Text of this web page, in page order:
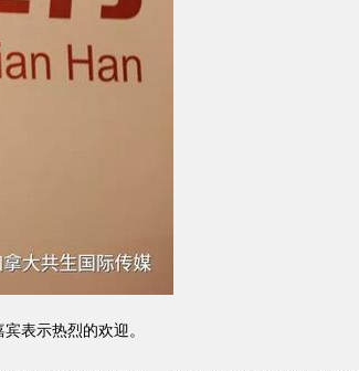
表示热烈的欢迎。